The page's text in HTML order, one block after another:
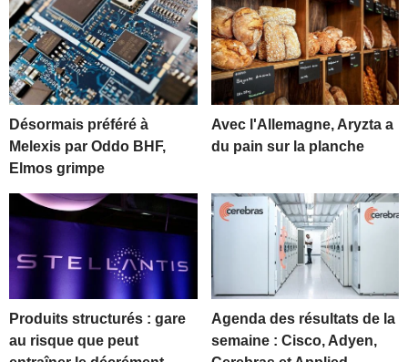
Désormais préféré à
Melexis par Oddo BHF,
Elmos grimpe
Avec l'Allemagne, Aryzta a
du pain sur la planche
Produits structurés : gare
au risque que peut
Agenda des résultats de la
semaine : Cisco, Adyen,